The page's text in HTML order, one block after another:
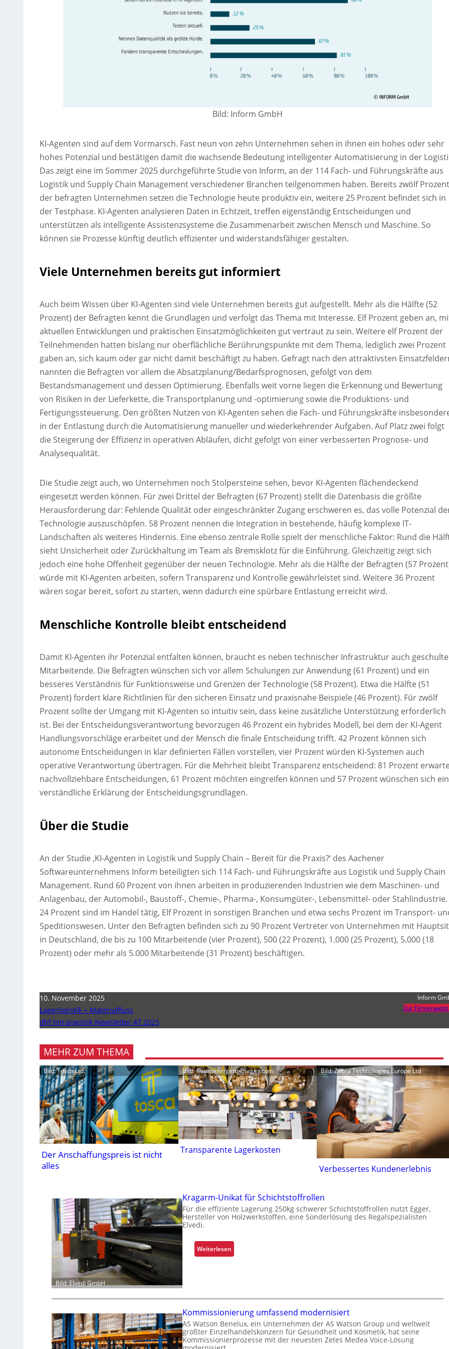
Bild: Inform GmbH
KI-Agenten sind auf dem Vormarsch. Fast neun von zehn Unternehmen sehen in ihnen ein hohes oder sehr
hohes Potenzial und bestätigen damit die wachsende Bedeutung intelligenter Automatisierung in der
Das zeigt eine im Sommer 2025 durchgeführte Studie von Inform, an der 114 Fach- und Führungskräfte aus
Logistik und Supply Chain Management verschiedener Branchen teilgenommen haben. Bereits zwölf Prozent
der befragten Unternehmen setzen die Technologie heute produktiv ein, weitere 25 Prozent befindet sich in
der Testphase. KI-Agenten analysieren Daten in Echtzeit, treffen eigenständig Entscheidungen und
unterstützen als intelligente Assistenzsysteme die Zusammenarbeit zwischen Mensch und Maschine. So
können sie Prozesse künftig deutlich effizienter und widerstandsfähiger gestalten.
Viele Unternehmen bereits gut informiert
Auch beim Wissen über KI-Agenten sind viele Unternehmen bereits gut aufgestellt. Mehr als die Hälfte (52
Prozent) der Befragten kennt die Grundlagen und verfolgt das Thema mit Interesse. Elf Prozent geben an,
aktuellen Entwicklungen und praktischen Einsatzmöglichkeiten gut vertraut zu sein. Weitere elf Prozent der
Teilnehmenden hatten bislang nur oberflächliche Berührungspunkte mit dem Thema, lediglich zwei Prozent
gaben an, sich kaum oder gar nicht damit beschäftigt zu haben. Gefragt nach den attraktivsten
nannten die Befragten vor allem die Absatzplanung/Bedarfsprognosen, gefolgt von dem
Bestandsmanagement und dessen Optimierung. Ebenfalls weit vorne liegen die Erkennung und Bewertung
von Risiken in der Lieferkette, die Transportplanung und -optimierung sowie die Produktions- und
Fertigungssteuerung. Den größten Nutzen von KI-Agenten sehen die Fach- und Führungskräfte
in der Entlastung durch die Automatisierung manueller und wiederkehrender Aufgaben. Auf Platz zwei folgt
die Steigerung der Effizienz in operativen Abläufen, dicht gefolgt von einer verbesserten Prognose- und
Analysequalität.
Die Studie zeigt auch, wo Unternehmen noch Stolpersteine sehen, bevor KI-Agenten flächendeckend
eingesetzt werden können. Für zwei Drittel der Befragten (67 Prozent) stellt die Datenbasis die größte
Herausforderung dar: Fehlende Qualität oder eingeschränkter Zugang erschweren es, das volle Potenzial
Technologie auszuschöpfen. 58 Prozent nennen die Integration in bestehende, häufig komplexe IT-
Landschaften als weiteres Hindernis. Eine ebenso zentrale Rolle spielt der menschliche Faktor: Rund die
sieht Unsicherheit oder Zurückhaltung im Team als Bremsklotz für die Einführung. Gleichzeitig zeigt sich
jedoch eine hohe Offenheit gegenüber der neuen Technologie. Mehr als die Hälfte der Befragten (57
würde mit KI-Agenten arbeiten, sofern Transparenz und Kontrolle gewährleistet sind. Weitere 36 Prozent
wären sogar bereit, sofort zu starten, wenn dadurch eine spürbare Entlastung erreicht wird.
Menschliche Kontrolle bleibt entscheidend
Damit KI-Agenten ihr Potenzial entfalten können, braucht es neben technischer Infrastruktur auch geschulte
Mitarbeitende. Die Befragten wünschen sich vor allem Schulungen zur Anwendung (61 Prozent) und ein
besseres Verständnis für Funktionsweise und Grenzen der Technologie (58 Prozent). Etwa die Hälfte (51
Prozent) fordert klare Richtlinien für den sicheren Einsatz und praxisnahe Beispiele (46 Prozent). Für zwölf
Prozent sollte der Umgang mit KI-Agenten so intuitiv sein, dass keine zusätzliche Unterstützung erforderlich
ist. Bei der Entscheidungsverantwortung bevorzugen 46 Prozent ein hybrides Modell, bei dem der KI-Agent
Handlungsvorschläge erarbeitet und der Mensch die finale Entscheidung trifft. 42 Prozent können sich
autonome Entscheidungen in klar definierten Fällen vorstellen, vier Prozent würden KI-Systemen auch
operative Verantwortung übertragen. Für die Mehrheit bleibt Transparenz entscheidend: 81 Prozent
nachvollziehbare Entscheidungen, 61 Prozent möchten eingreifen können und 57 Prozent wünschen sich
verständliche Erklärung der Entscheidungsgrundlagen.
Über die Studie
An der Studie ‚KI-Agenten in Logistik und Supply Chain – Bereit für die Praxis?‘ des Aachener
Softwareunternehmens Inform beteiligten sich 114 Fach- und Führungskräfte aus Logistik und Supply Chain
Management. Rund 60 Prozent von ihnen arbeiten in produzierenden Industrien wie dem Maschinen- und
Anlagenbau, der Automobil-, Baustoff-, Chemie-, Pharma-, Konsumgüter-, Lebensmittel- oder Stahlindustrie.
24 Prozent sind im Handel tätig, Elf Prozent in sonstigen Branchen und etwa sechs Prozent im Transport-
Speditionswesen. Unter den Befragten befinden sich zu 90 Prozent Vertreter von Unternehmen mit
in Deutschland, die bis zu 100 Mitarbeitende (vier Prozent), 500 (22 Prozent), 1.000 (25 Prozent), 5.000 (18
Prozent) oder mehr als 5.000 Mitarbeitende (31 Prozent) beschäftigen.
10. November 2025
Lagerlogistik + Materialfluss
dhf Intralogistik Newsletter 47 2025
Inform
Zur
MEHR ZUM THEMA
Bild: Tosca Ltd.
Der Anschaffungspreis ist nicht
alles
Bild: ©simonkr/gettyimages.com
Transparente Lagerkosten
Bild: Zebra Technologies Europe Ltd
Verbessertes Kundenerlebnis
Bild: Elvedi GmbH
Kragarm-Unikat für Schichtstoffrollen
Für die effiziente Lagerung 250kg schwerer Schichtstoffrollen nutzt Egger,
Hersteller von Holzwerkstoffen, eine Sonderlösung des Regalspezialisten
Elvedi.
Weiterlesen:
K
a
r
m
-
U
Kommissionierung umfassend modernisiert
AS Watson Benelux, ein Unternehmen der AS Watson Group und weltweit
größter Einzelhandelskonzern für Gesundheit und Kosmetik, hat seine
Kommissionierprozesse mit der neuesten Zetes Medea Voice-Lösung